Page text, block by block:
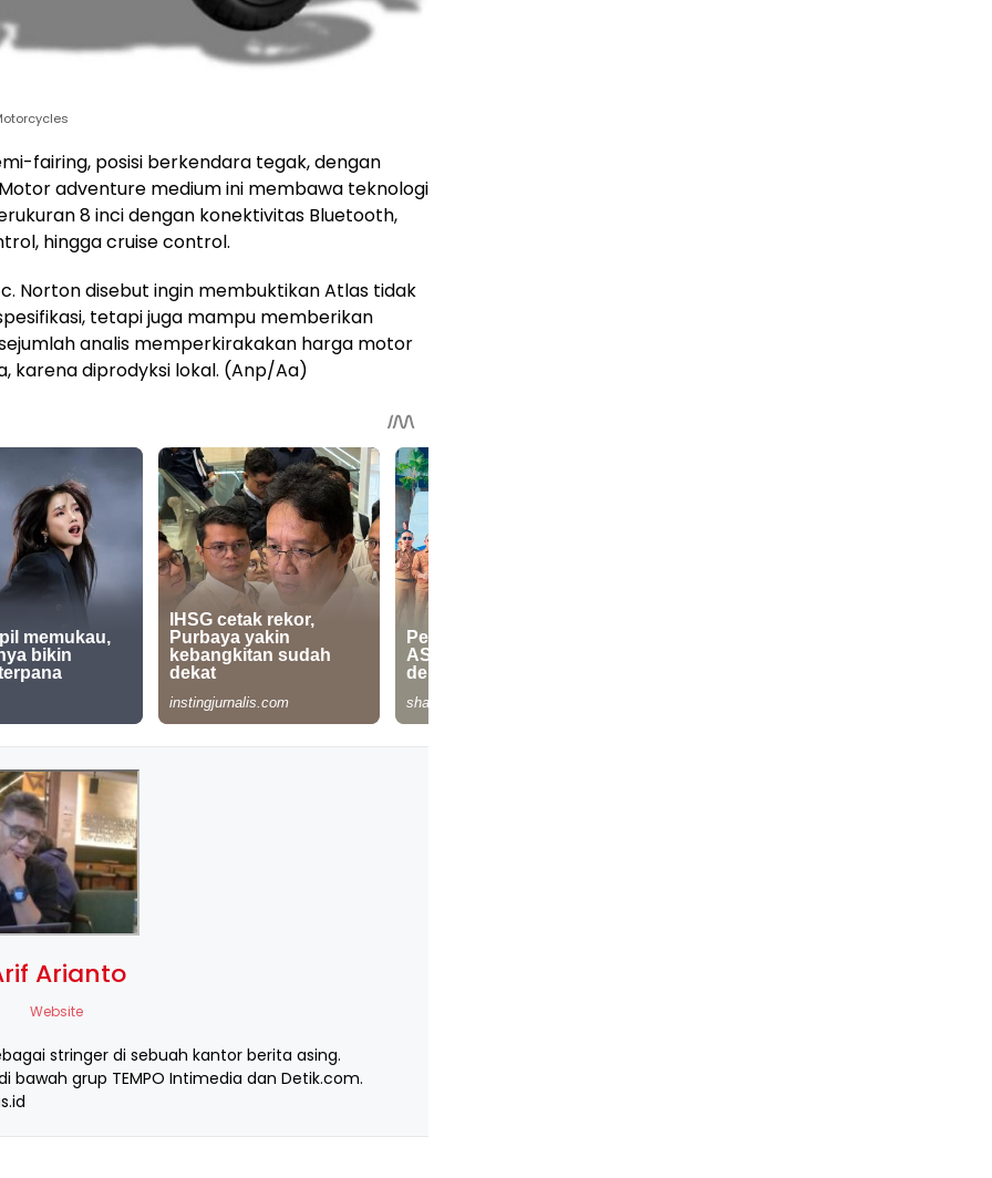
fairing, posisi berkendara tegak, dengan
adventure medium ini membawa teknologi
8 inci dengan konektivitas Bluetooth,
hingga cruise control.
Norton disebut ingin membuktikan Atlas tidak
tetapi juga mampu memberikan
analis memperkirakakan harga motor
karena diprodyksi lokal. (Anp/Aa)
Arianto
Website
stringer di sebuah kantor berita asing.
grup TEMPO Intimedia dan Detik.com.